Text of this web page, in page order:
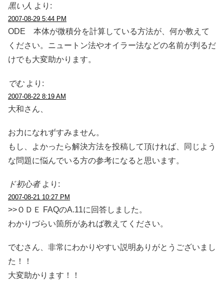
黒い人 より:
2007-08-29 5:44 PM
ODE 本体が微積分を計算している方法が、何か教えて
ください。ニュートン法やオイラー法などの名前が判るだ
けでも大変助かります。
でむ より:
2007-08-22 8:19 AM
大和さん、
お力になれずすみません。
もし、よかったら解決方法を投稿して頂ければ、同じよう
な問題に悩んでいる方の参考になると思います。
ド初心者 より:
2007-08-21 10:27 PM
>>ＯＤＥ FAQのA.11に回答しました。
わかりづらい箇所があれば教えてください。
でむさん、非常にわかりやすい説明ありがとうございまし
た！！
大変助かります！！